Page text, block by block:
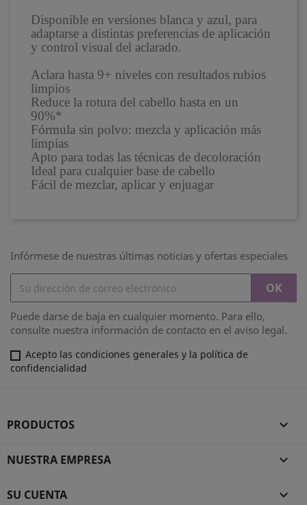
Disponible en versiones blanca y azul, para
adaptarse a distintas preferencias de aplicación
y control visual del aclarado.
Aclara hasta 9+ niveles con resultados rubios
limpios
Reduce la rotura del cabello hasta en un
90%*
Fórmula sin polvo: mezcla y aplicación más
limpias
Apto para todas las técnicas de decoloración
Ideal para cualquier base de cabello
Fácil de mezclar, aplicar y enjuagar
Infórmese de nuestras últimas noticias y ofertas especiales
Puede darse de baja en cualquier momento. Para ello,
consulte nuestra información de contacto en el aviso legal.
Acepto las condiciones generales y la política de
confidencialidad
PRODUCTOS 
NUESTRA EMPRESA 
SU CUENTA 